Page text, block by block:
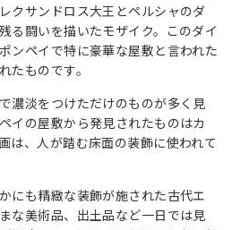
クサンドロス大王とペルシャのダ
る闘いを描いたモザイク。このダイ
ンペイで特に豪華な屋敷と言われた
たものです。
濃淡をつけただけのものが多く見
イの屋敷から発見されたものはカ
は、人が踏む床面の装飾に使われて
にも精緻な装飾が施された古代エ
な美術品、出土品など一日では見